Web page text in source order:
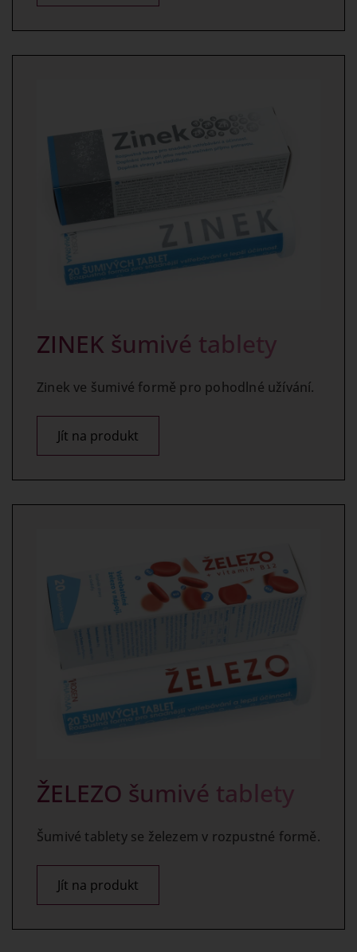
ZINEK šumivé tablety
Zinek ve šumivé formě pro pohodlné užívání.
Jít na produkt
ŽELEZO šumivé tablety
Šumivé tablety se železem v rozpustné formě.
Jít na produkt